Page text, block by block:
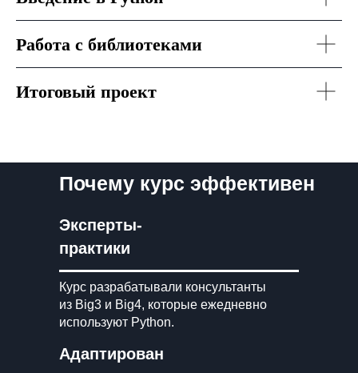
Работа с библиотеками
Итоговый проект
Курс разрабатывали консультанты
из Big3 и Big4, которые ежедневно
используют Python.
Эксперты-
практики
Адаптирован
Почему курс эффективен